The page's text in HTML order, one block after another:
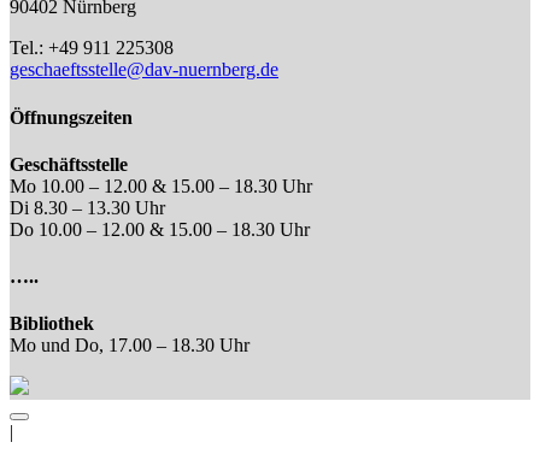
90402 Nürnberg
Tel.: +49 911 225308
geschaeftsstelle@dav-nuernberg.de
Öffnungszeiten
Geschäftsstelle
Mo 10.00 – 12.00 & 15.00 – 18.30 Uhr
Di 8.30 – 13.30 Uhr
Do 10.00 – 12.00 & 15.00 – 18.30 Uhr
…..
Bibliothek
Mo und Do, 17.00 – 18.30 Uhr